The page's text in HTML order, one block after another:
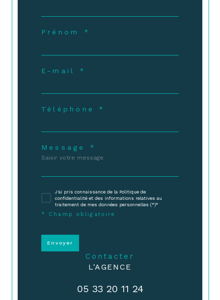
Prénom *
E-mail *
Téléphone *
Message *
J'ai pris connaissance de la Politique de
confidentialité et des informations relatives au
traitement de mes données personnelles (*)*
* Champ obligatoire
Envoyer
contacter
L'AGENCE
05 33 20 11 24